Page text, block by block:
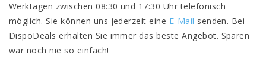
Werktagen zwischen 08:30 und 17:30 Uhr telefonisch
möglich. Sie können uns jederzeit eine E-Mail senden. Bei
DispoDeals erhalten Sie immer das beste Angebot. Sparen
war noch nie so einfach!